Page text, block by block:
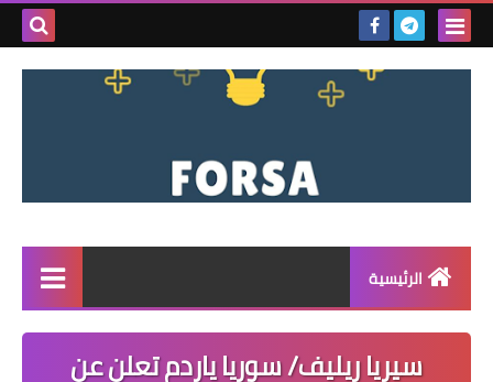
بحث
الرئيسية
القائمة
سيريا ريليف/ سوريا ياردم تعلن عن